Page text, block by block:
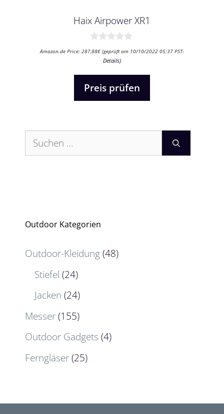
Haix Airpower XR1
0
v
Amazon.de Price: 287,88€ (geprüft am 10/10/2022 05:37 PST-
Details)
Preis prüfen
Suchen
nach:
Outdoor Kategorien
Outdoor-Kleidung(48)
Stiefel (24)
Jacken (24)
Messer(155)
Outdoor Gadgets (4)
Ferngläser(25)